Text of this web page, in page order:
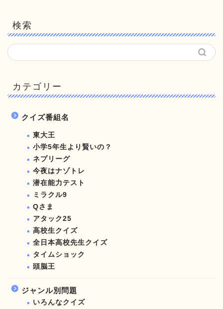
検索
カテゴリー
クイズ番組名
東大王
小学5年生より賢いの？
ネプリーグ
今夜はナゾトレ
潜在能力テスト
ミラクル9
Qさま
アタック25
高校生クイズ
全日本高校先生クイズ
タイムショック
頭脳王
ジャンル別問題
いろんなクイズ